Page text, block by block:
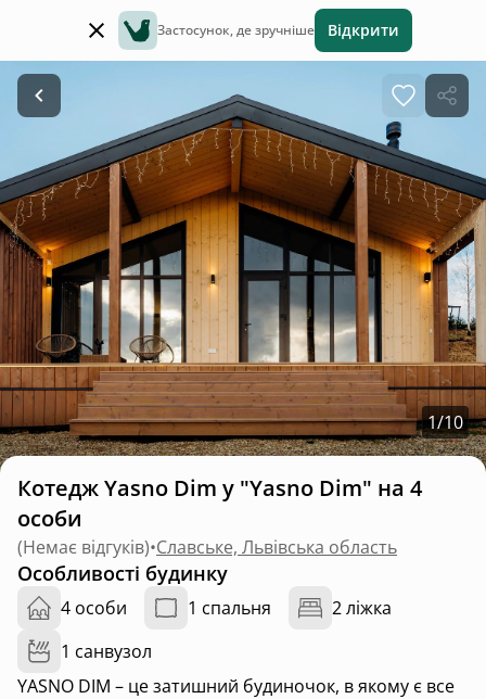
Застосунок, де зручніше Відкрити
1/10
Котедж Yasno Dim у "Yasno Dim" на 4
особи
(Немає відгуків)•Славське, Львівська область
Особливості будинку
4 особи 1 спальня
2 ліжка
1 санвузол
YASNO DIM – це затишний будиночок, в якому є все